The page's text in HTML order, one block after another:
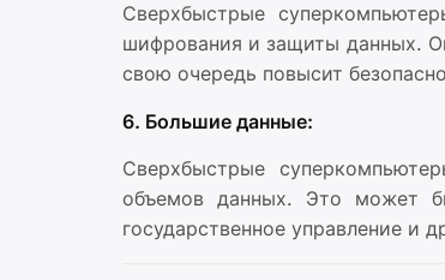
Сверхбыстрые
шифрования и защиты данных.
свою очередь повысит
6. Большие данные:
Сверхбыстрые
объемов данных. Это может
государственное управление и